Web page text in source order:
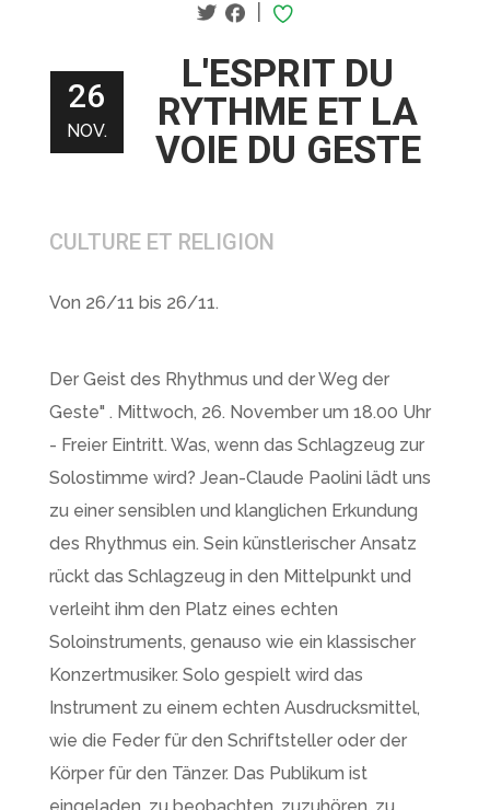
|
26
NOV.
L'ESPRIT DU
RYTHME ET LA
VOIE DU GESTE
CULTURE ET RELIGION
Von 26/11 bis 26/11.
Der Geist des Rhythmus und der Weg der
Geste" . Mittwoch, 26. November um 18.00 Uhr
- Freier Eintritt. Was, wenn das Schlagzeug zur
Solostimme wird? Jean-Claude Paolini lädt uns
zu einer sensiblen und klanglichen Erkundung
des Rhythmus ein. Sein künstlerischer Ansatz
rückt das Schlagzeug in den Mittelpunkt und
verleiht ihm den Platz eines echten
Soloinstruments, genauso wie ein klassischer
Konzertmusiker. Solo gespielt wird das
Instrument zu einem echten Ausdrucksmittel,
wie die Feder für den Schriftsteller oder der
Körper für den Tänzer. Das Publikum ist